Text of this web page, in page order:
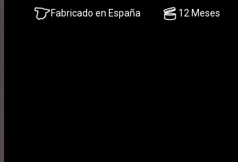
Fabricado en España 12 Meses